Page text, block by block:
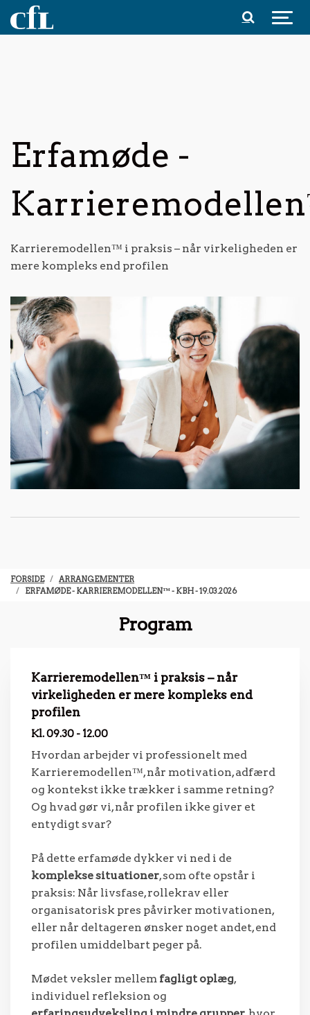
Spring til indhold
Erfamøde -
Karrieremodellen™ i praksis – når virkeligheden er
mere kompleks end profilen
FORSIDE
ARRANGEMENTER
ERFAMØDE - KARRIEREMODELLEN™ - KBH - 19.03.2026
Program
Karrieremodellen™ i praksis – når
virkeligheden er mere kompleks end
profilen
Kl. 09.30 - 12.00
Hvordan arbejder vi professionelt med
Karrieremodellen™, når motivation, adfærd
og kontekst ikke trækker i samme retning?
Og hvad gør vi, når profilen ikke giver et
entydigt svar?
På dette erfamøde dykker vi ned i de
komplekse situationer, som ofte opstår i
praksis: Når livsfase, rollekrav eller
organisatorisk pres påvirker motivationen,
eller når deltageren ønsker noget andet, end
profilen umiddelbart peger på.
Mødet veksler mellem fagligt oplæg,
individuel refleksion og